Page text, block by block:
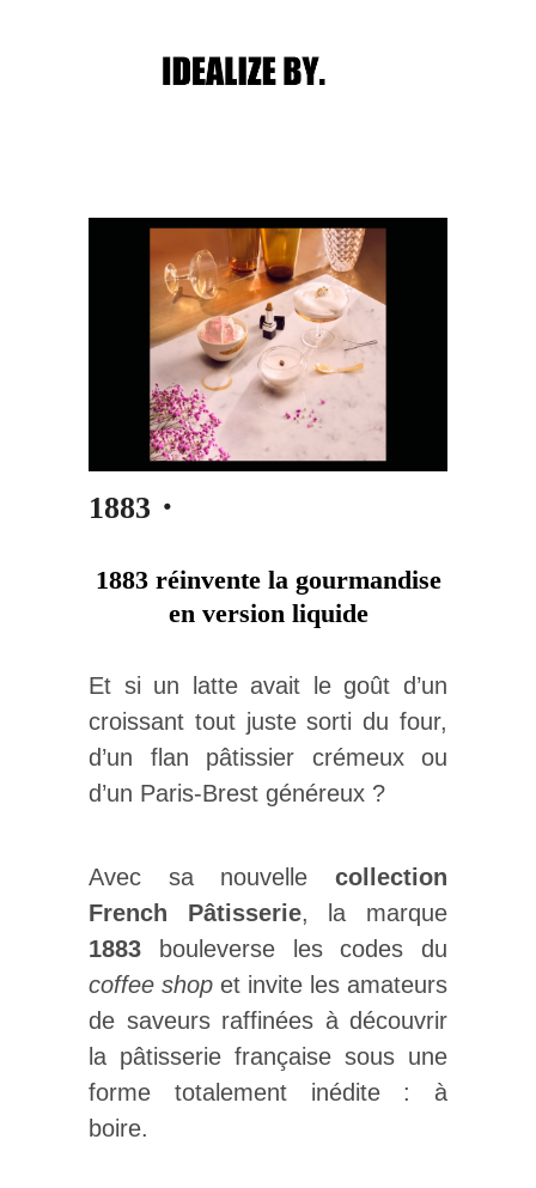
Post navigation
1883・
1883 réinvente la gourmandise
en version liquide
Et si un latte avait le goût d’un
croissant tout juste sorti du four,
d’un flan pâtissier crémeux ou
d’un Paris-Brest généreux ?
Avec sa nouvelle collection
French Pâtisserie, la marque
1883 bouleverse les codes du
coffee shop et invite les amateurs
de saveurs raffinées à découvrir
la pâtisserie française sous une
forme totalement inédite : à
boire.